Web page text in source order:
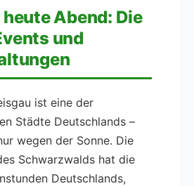
Abend: Die
und
ist eine der
Städte Deutschlands –
wegen der Sonne. Die
Schwarzwalds hat die
Deutschlands,